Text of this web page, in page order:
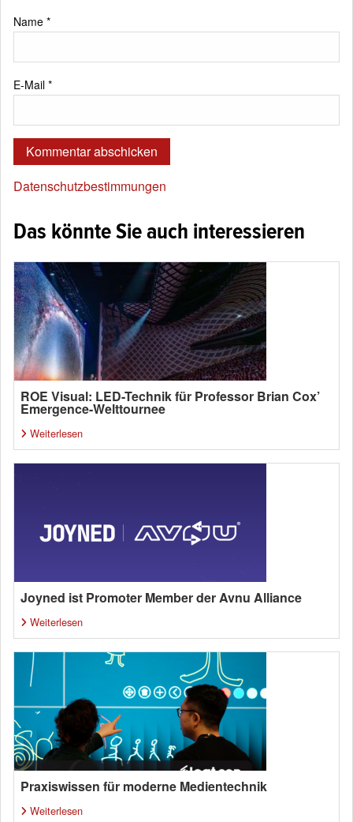
Name *
E-Mail *
Datenschutzbestimmungen
Das könnte Sie auch interessieren
ROE Visual: LED-Technik für Professor Brian Cox’
Emergence-Welttournee
Weiterlesen
Joyned ist Promoter Member der Avnu Alliance
Weiterlesen
Praxiswissen für moderne Medientechnik
Weiterlesen